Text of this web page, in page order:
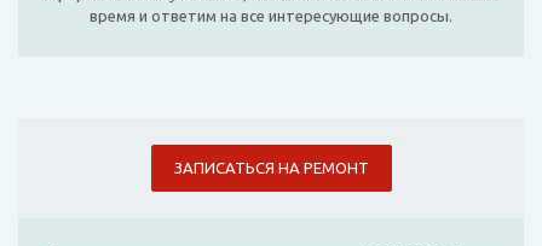
время и ответим на все интересующие вопросы.
ЗАПИСАТЬСЯ НА РЕМОНТ